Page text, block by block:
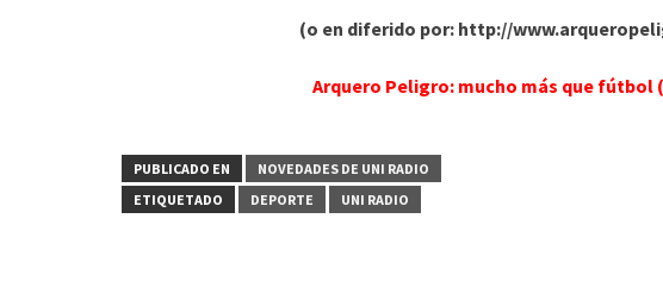
(o en diferido por: http://
Arquero Peligro: mucho más que fútbol
PUBLICADO EN
NOVEDADES DE UNI RADIO
ETIQUETADO
DEPORTE UNI RADIO